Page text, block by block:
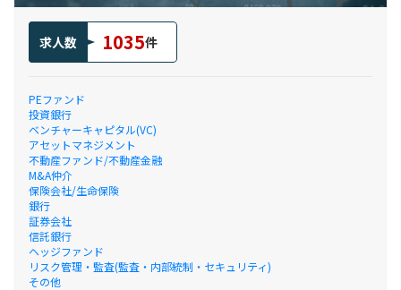
求人数 1035件
PEファンド
投資銀行
ベンチャーキャピタル(VC)
アセットマネジメント
不動産ファンド/不動産金融
M&A仲介
保険会社/生命保険
銀行
証券会社
信託銀行
ヘッジファンド
リスク管理・監査(監査・内部統制・セキュリティ)
その他